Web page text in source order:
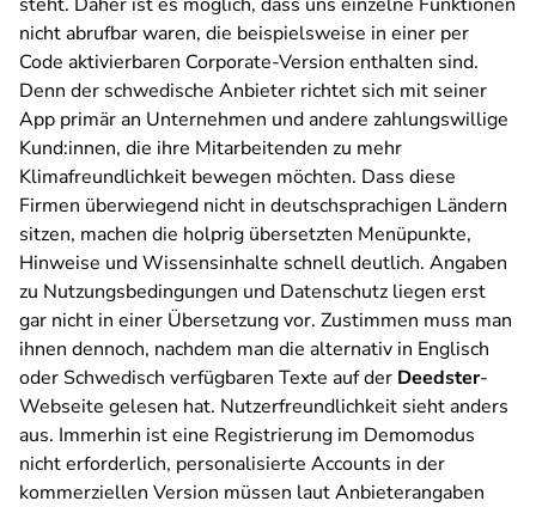
nicht abrufbar waren, die beispielsweise in einer per
Code aktivierbaren Corporate-Version enthalten sind.
Denn der schwedische Anbieter richtet sich mit seiner
App primär an Unternehmen und andere zahlungswillige
Kund:innen, die ihre Mitarbeitenden zu mehr
Klimafreundlichkeit bewegen möchten. Dass diese
Firmen überwiegend nicht in deutschsprachigen Ländern
sitzen, machen die holprig übersetzten Menüpunkte,
Hinweise und Wissensinhalte schnell deutlich. Angaben
zu Nutzungsbedingungen und Datenschutz liegen erst
gar nicht in einer Übersetzung vor. Zustimmen muss man
ihnen dennoch, nachdem man die alternativ in Englisch
oder Schwedisch verfügbaren Texte auf der Deedster-
Webseite gelesen hat. Nutzerfreundlichkeit sieht anders
aus. Immerhin ist eine Registrierung im Demomodus
nicht erforderlich, personalisierte Accounts in der
kommerziellen Version müssen laut Anbieterangaben